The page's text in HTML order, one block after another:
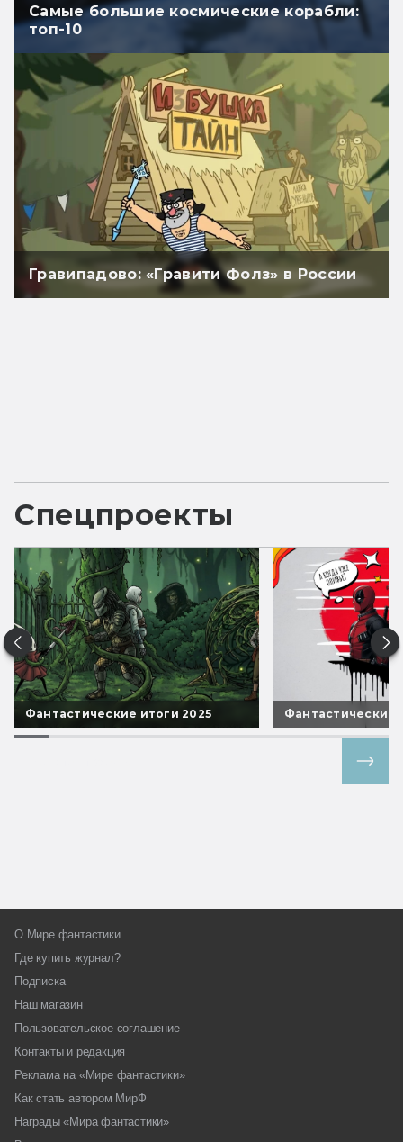
Самые большие космические корабли:
топ-10
Гравипадово: «Гравити Фолз» в России
Спецпроекты
Фантастические итоги 2025 Фантастические
О Мире фантастики
Где купить журнал?
Подписка
Наш магазин
Пользовательское соглашение
Контакты и редакция
Реклама на «Мире фантастики»
Как стать автором МирФ
Награды «Мира фантастики»